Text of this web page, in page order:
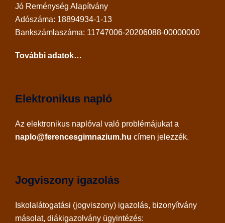
Jó Reménység Alapítvány
Adószáma: 18894934-1-13
Bankszámlaszáma: 11747006-20206088-00000000
További adatok…
Elektronikus napló
Az elektronikus naplóval való problémájukat a
naplo@ferencesgimnazium.hu címen jelezzék.
Jogviszony igazolás
Iskolalátogatási (jogviszony) igazolás, bizonyítvány
másolat, diákigazolvány ügyintézés: